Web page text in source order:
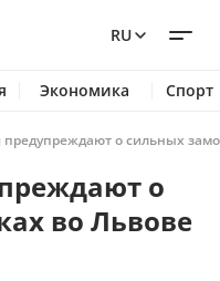
RU
Экономика Спорт
о сильных
о
во Львове